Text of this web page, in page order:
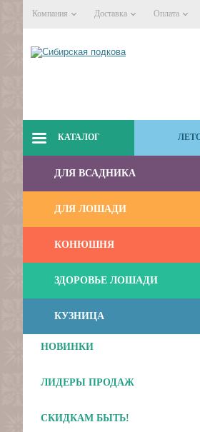
Компания Доставка Оплата
КАТАЛОГ
ДЛЯ ВСАДНИКА
ДЛЯ ЛОШАДИ
КОНЮШНЯ
ЗДОРОВЬЕ ЛОШАДИ
КУЗНИЦА
НОВИНКИ
ЛИДЕРЫ ПРОДАЖ
СКИДКАМ БЫТЬ!